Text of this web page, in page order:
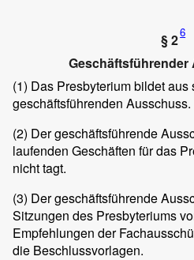
§ 26
(1) Das Presbyterium bildet aus
geschäftsführenden Ausschuss.
(2) Der geschäftsführende
laufenden Geschäften für das
nicht tagt.
(3) Der geschäftsführende
Sitzungen des Presbyteriums
Empfehlungen der
die Beschlussvorlagen.